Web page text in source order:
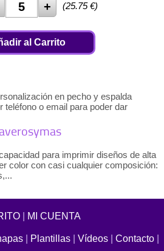
(25.75€)
al Carrito
en pecho y espalda
teléfono o email para poder dar
para imprimir diseños de alta
color con casi cualquier composición:
| MI CUENTA
Plantillas Vídeos Contacto